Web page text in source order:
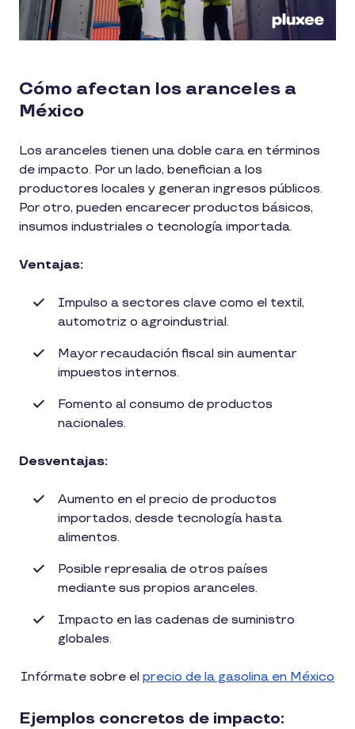
Cómo afectan los aranceles a
México
Los aranceles tienen una doble cara en términos
de impacto. Por un lado, benefician a los
productores locales y generan ingresos públicos.
Por otro, pueden encarecer productos básicos,
insumos industriales o tecnología importada.
Ventajas:
Impulso a sectores clave como el textil,
automotriz o agroindustrial.
Mayor recaudación fiscal sin aumentar
impuestos internos.
Fomento al consumo de productos
nacionales.
Desventajas:
Aumento en el precio de productos
importados, desde tecnología hasta
alimentos.
Posible represalia de otros países
mediante sus propios aranceles.
Impacto en las cadenas de suministro
globales.
Infórmate sobre el precio de la gasolina en México
Ejemplos concretos de impacto: